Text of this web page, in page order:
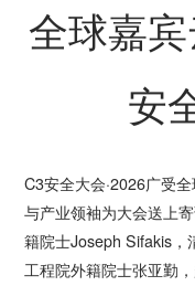
全球嘉
安
C3安全大会·2026广受
与产业领袖为大会送上
籍院士Joseph Sifakis，
工程院外籍院士张亚勤